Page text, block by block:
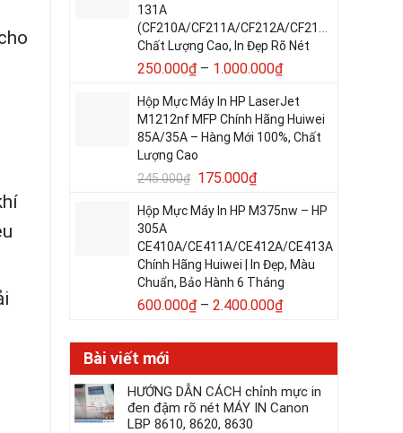
131A
(CF210A/CF211A/CF212A/CF213A)
Chất Lượng Cao, In Đẹp Rõ Nét
250.000₫ – 1.000.000₫
Hộp Mực Máy In HP LaserJet
M1212nf MFP Chính Hãng Huiwei
85A/35A – Hàng Mới 100%, Chất
Lượng Cao
245.000₫ 175.000₫
Hộp Mực Máy In HP M375nw – HP
305A
CE410A/CE411A/CE412A/CE413A
Chính Hãng Huiwei | In Đẹp, Màu
Chuẩn, Bảo Hành 6 Tháng
600.000₫ – 2.400.000₫
Bài viết mới
HƯỚNG DẪN CÁCH chỉnh mực in
đen đậm rõ nét MÁY IN Canon
LBP 8610, 8620, 8630